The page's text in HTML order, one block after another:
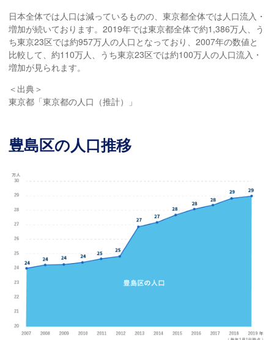
日本全体では人口は減っているものの、東京都全体では人口流入・
増加が続いております。2019年では東京都全体で約1,386万人、う
ち東京23区では約957万人の人口となっており、2007年の数値と
比較して、約110万人、うち東京23区では約100万人の人口流入・
増加が見られます。
＜出典＞
東京都「東京都の人口（推計）」
豊島区の人口推移